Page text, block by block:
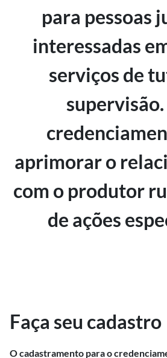
para pessoas
interessadas
serviços de
supervisão.
aprimorar o
com o produtor
de ações
Faça seu cadastro
O cadastramento para o